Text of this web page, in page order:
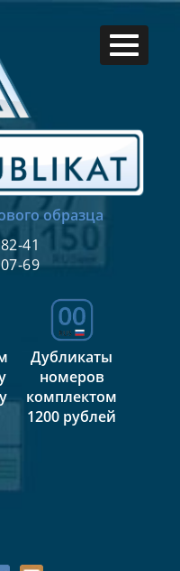
образца
41
69
Дубликаты
номеров
комплектом
1200 рублей